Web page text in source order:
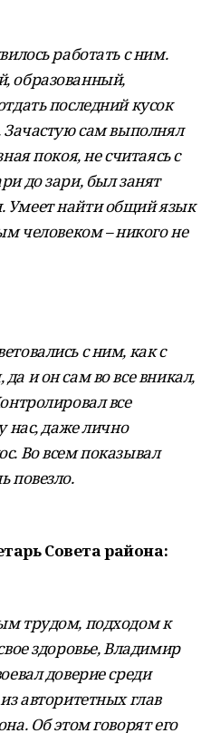
работать с ним.
образованный,
последний кусок
Зачастую сам выполнял
покоя, не считаясь с
до зари, был занят
найти общий язык
человеком – никого не
с ним, как с
и он сам во все вникал,
все
нас, даже лично
Во всем показывал
повезло.
Совета района:
трудом, подходом к
здоровье, Владимир
доверие среди
авторитетных глав
Об этом говорят его